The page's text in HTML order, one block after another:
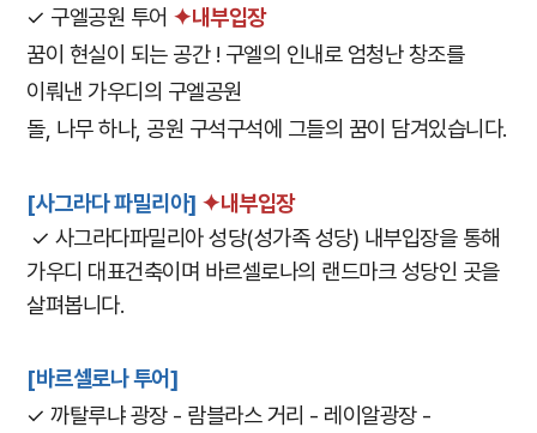
✓ 구엘공원 투어 ✦내부입장
꿈이 현실이 되는 공간 ! 구엘의 인내로 엄청난 창조를
이뤄낸 가우디의 구엘공원
돌, 나무 하나, 공원 구석구석에 그들의 꿈이 담겨있습니다.
[사그라다 파밀리아] ✦내부입장
✓ 사그라다파밀리아 성당(성가족 성당) 내부입장을 통해
가우디 대표건축이며 바르셀로나의 랜드마크 성당인 곳을
살펴봅니다.
[바르셀로나 투어]
✓ 까탈루냐 광장 - 람블라스 거리 - ​레이알광장 -